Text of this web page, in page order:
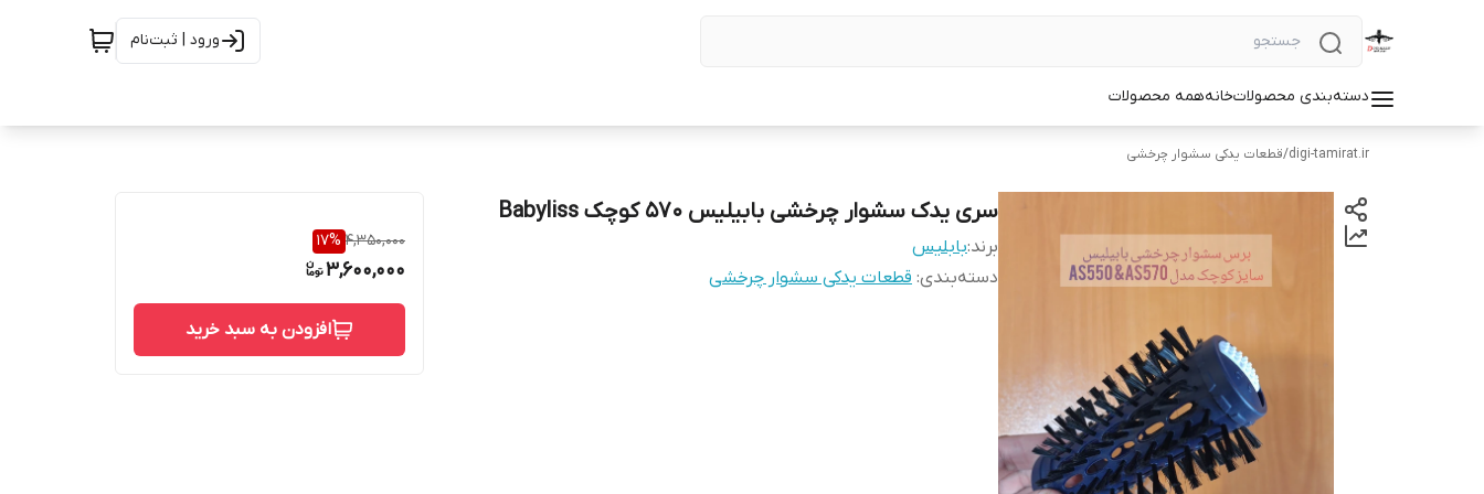
ورود | ثبت‌نام
دسته‌بندی محصولاتخانههمه محصولات
digi-tamirat.ir
/قطعات یدکی سشوار چرخشی
سری یدک سشوار چرخشی بابیلیس ۵۷۰ کوچک Babyliss
برند:بابلیس
دسته‌بندی: قطعات یدکی سشوار چرخشی
4,350,000
17%
3,600,000
افزودن به سبد خرید